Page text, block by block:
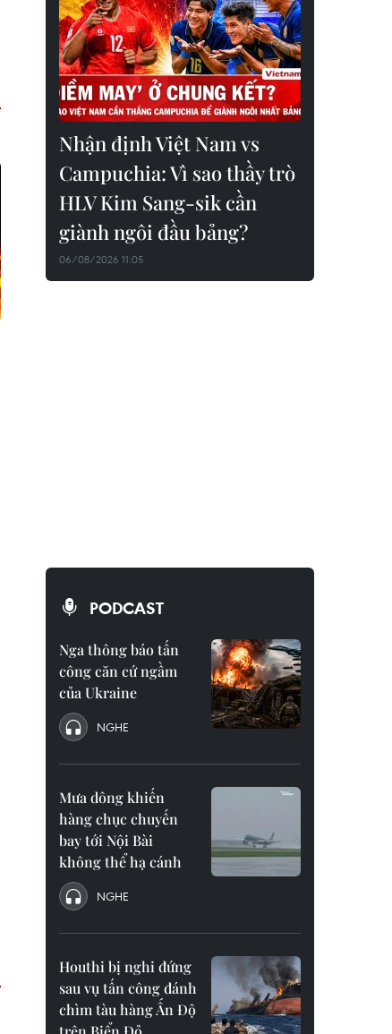
Nhận định Việt Nam vs
Campuchia: Vì sao thầy trò
HLV Kim Sang-sik cần
giành ngôi đầu bảng?
06/08/2026 11:05
PODCAST
Nga thông báo tấn
công căn cứ ngầm
của Ukraine
NGHE
Mưa dông khiến
hàng chục chuyến
bay tới Nội Bài
không thể hạ cánh
NGHE
Houthi bị nghi đứng
sau vụ tấn công đánh
chìm tàu hàng Ấn Độ